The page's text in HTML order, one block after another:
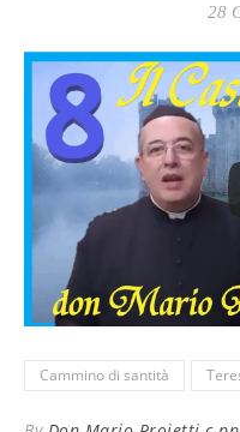
28
Cammino di santità